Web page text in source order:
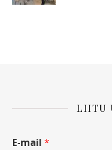
LIITU
E-mail *